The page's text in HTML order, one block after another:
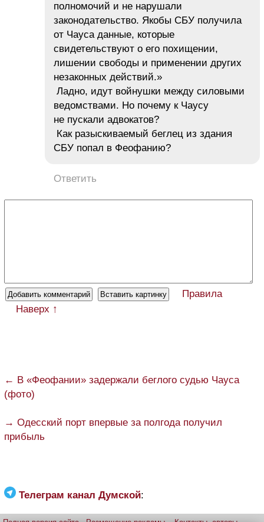
полномочий и не нарушали
законодательство. Якобы СБУ получила
от Чауса данные, которые
свидетельствуют о его похищении,
лишении свободы и применении других
незаконных действий.»
Ладно, идут войнушки между силовыми
ведомствами. Но почему к Чаусу
не пускали адвокатов?
Как разыскиваемый беглец из здания
СБУ попал в Феофанию?
Ответить
Правила
Наверх ↑
← В «Феофании» задержали беглого судью Чауса
(фото)
→ Одесский порт впервые за полгода получил
прибыль
Телеграм канал Думской: